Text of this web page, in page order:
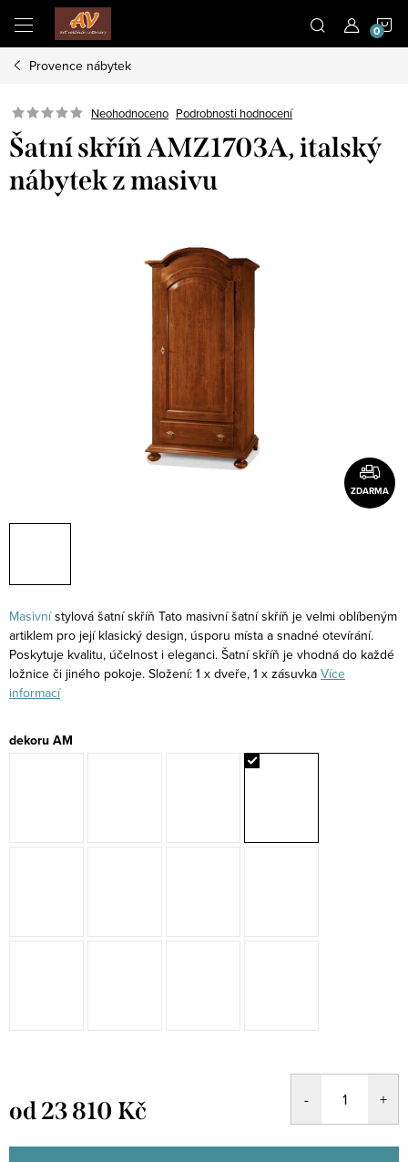
obsah
Provence nábytek
Neohodnoceno Podrobnosti hodnocení
Šatní skříň AMZ1703A, italský
nábytek z masivu
ZDARMA
Masivnístylová šatní skříň Tato masivní šatní skříň je velmi oblíbeným
artiklem pro její klasický design, úsporu místa a snadné otevírání.
Poskytuje kvalitu, účelnost i eleganci. Šatní skříň je vhodná do každé
ložnice či jiného pokoje. Složení: 1 x dveře, 1 x zásuvka Více
informací
dekoru AM
od23 810 Kč
cena: